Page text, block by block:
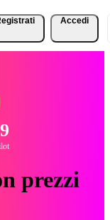
Accedi
prezzi